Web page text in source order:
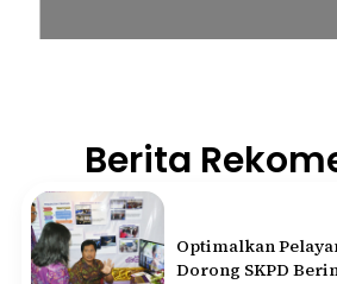
Berita
Optimalkan
Dorong SKPD